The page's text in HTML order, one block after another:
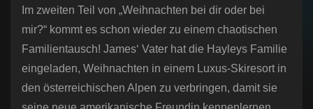
Im zweiten Teil von „Weihnachten bei dir oder bei
mir?“ kommt es schon wieder zu einem chaotischen
Familientausch! James‘ Vater hat die Hayleys Familie
eingeladen, Weihnachten in einem Luxus-Skiresort in
den österreichischen Alpen zu verbringen, damit sie